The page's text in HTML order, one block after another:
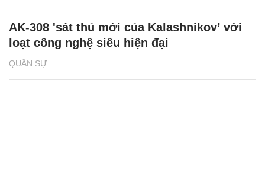
QUÂN SỰ
AK-308 'sát thủ mới của Kalashnikov’ với
loạt công nghệ siêu hiện đại